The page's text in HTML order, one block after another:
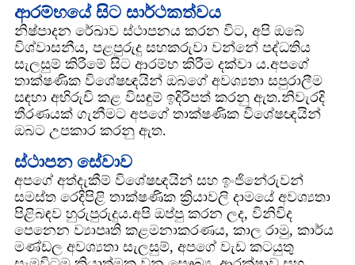
ආරම්භයේ සිට සාර්ථකත්වය
නිෂ්පාදන රේඛාව ස්ථාපනය කරන විට, අපි ඔබේ
විශ්වාසනීය, පළපුරුදු සහකරුවා වන්නේ පද්ධතිය
සැලසුම් කිරීමේ සිට ආරම්භ කිරීම දක්වා ය.අපගේ
තාක්ෂණික විශේෂඥයින් ඔබගේ අවශ්‍යතා සපුරාලීම
සඳහා අභිරුචි කළ විසඳුම් ඉදිරිපත් කරනු ඇත.නිවැරදි
තීරණයක් ගැනීමට අපගේ තාක්ෂණික විශේෂඥයින්
ඔබට උපකාර කරනු ඇත.
ස්ථාපන සේවාව
අපගේ අත්දැකීම් විශේෂඥයින් සහ ඉංජිනේරුවන්
සමස්ත රෙදිපිළි තාක්ෂණික ක්‍රියාවලි දාමයේ අවශ්‍යතා
පිළිබඳව හුරුපුරුදුය.අපි ඔප්පු කරන ලද, විනිවිද
පෙනෙන ව්‍යාපෘති කළමනාකරණය, කාල රාමු, කාර්ය
මණ්ඩල අවශ්‍යතා සැලසුම්, අපගේ වැඩ කටයුතු